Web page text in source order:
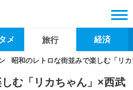
メ 旅行 経済
昭和のレトロな街並みで楽しむ「リ
む「リカちゃん」×西武